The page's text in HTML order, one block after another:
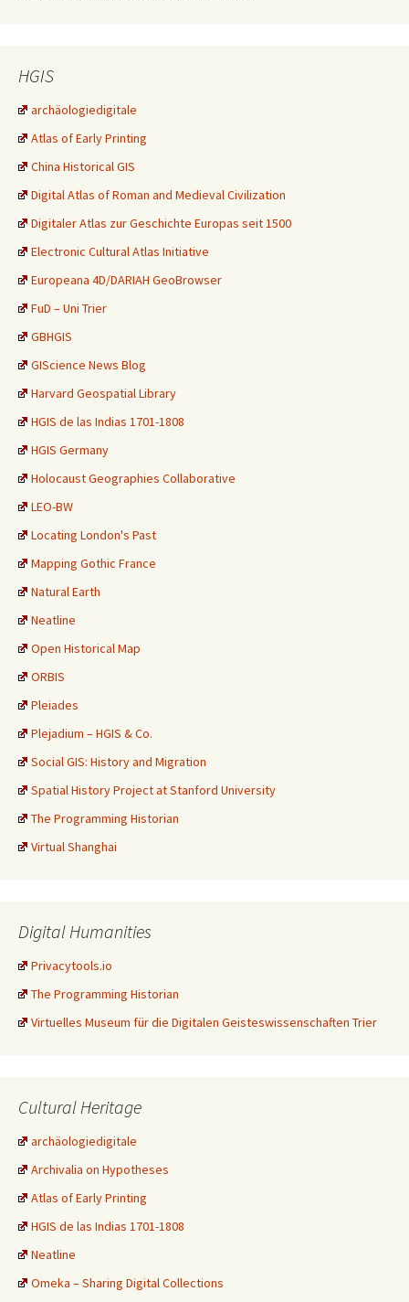
HGIS
archäologiedigitale
Atlas of Early Printing
China Historical GIS
Digital Atlas of Roman and Medieval Civilization
Digitaler Atlas zur Geschichte Europas seit 1500
Electronic Cultural Atlas Initiative
Europeana 4D/DARIAH GeoBrowser
FuD – Uni Trier
GBHGIS
GIScience News Blog
Harvard Geospatial Library
HGIS de las Indias 1701-1808
HGIS Germany
Holocaust Geographies Collaborative
LEO-BW
Locating London's Past
Mapping Gothic France
Natural Earth
Neatline
Open Historical Map
ORBIS
Pleiades
Plejadium – HGIS & Co.
Social GIS: History and Migration
Spatial History Project at Stanford University
The Programming Historian
Virtual Shanghai
Digital Humanities
Privacytools.io
The Programming Historian
Virtuelles Museum für die Digitalen Geisteswissenschaften Trier
Cultural Heritage
archäologiedigitale
Archivalia on Hypotheses
Atlas of Early Printing
HGIS de las Indias 1701-1808
Neatline
Omeka – Sharing Digital Collections